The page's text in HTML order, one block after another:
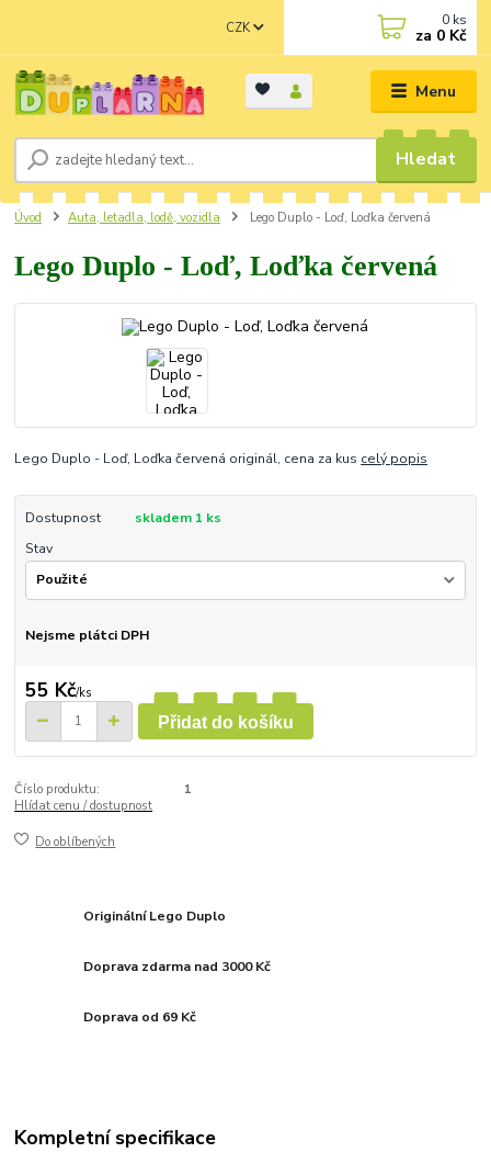
Menu
CZK
Hledat
0 ks
za 0 Kč
Úvod Auta, letadla, lodě, vozidla Lego Duplo - Loď, Loďka červená
Lego Duplo - Loď, Loďka červená
Lego Duplo - Loď, Loďka červená originál, cena za kus celý popis
Dostupnost
skladem 1 ks
Stav
Nejsme plátci DPH
55 Kč/ks
Přidat do košíku
Číslo produktu:
1
Hlídat cenu / dostupnost
Do oblíbených
Originální Lego Duplo
Doprava zdarma nad 3000 Kč
Doprava od 69 Kč
Kompletní specifikace